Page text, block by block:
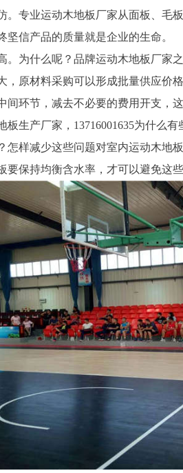
。专业运动木地板厂家从面板、毛
信产品的质量就是企业的生命。
。为什么呢？品牌运动木地板厂家
，原材料采购可以形成批量供应价
间环节，减去不必要的费用开支，
生产厂家，13716001635为什么
怎样减少这些问题对室内运动木地
保持均衡含水率，才可以避免这些